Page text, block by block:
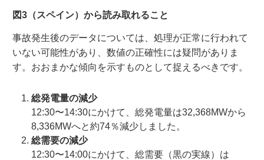
図3（スペイン）から読み取れること
事故発生後のデータについては、処理が正常に行われて
いない可能性があり、数値の正確性には疑問がありま
す。おおまかな傾向を示すものとして捉えるべきです。
総発電量の減少
12:30〜14:30にかけて、総発電量は32,368MWから
8,336MWへと約74％減少しました。
総需要の減少
12:30〜14:00にかけて、総需要（黒の実線）は